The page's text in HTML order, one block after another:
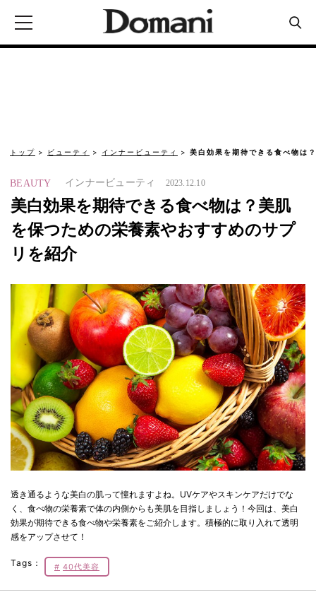
トップ ビューティ インナービューティ 美白効果を期待できる食べ物は
BEAUTY インナービューティ 2023.12.10
美白効果を期待できる食べ物は？美肌
を保つための栄養素やおすすめのサプ
リを紹介
透き通るような美白の肌って憧れますよね。UVケアやスキンケアだけでな
く、食べ物の栄養素で体の内側からも美肌を目指しましょう！今回は、美白
効果が期待できる食べ物や栄養素をご紹介します。積極的に取り入れて透明
感をアップさせて！
Tags： 40代美容